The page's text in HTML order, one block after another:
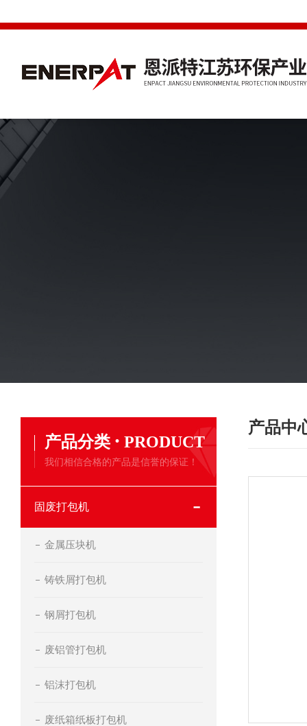
产品分类 · PRODUCT
我们相信合格的产品是信誉的保证！
固废打包机
金属压块机
铸铁屑打包机
钢屑打包机
废铝管打包机
铝沫打包机
废纸箱纸板打包机
产品中